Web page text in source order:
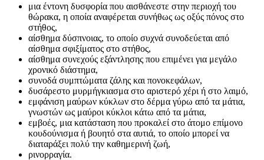
μια έντονη δυσφορία που αισθάνεστε στην περιοχή του
θώρακα, η οποία αναφέρεται συνήθως ως οξύς πόνος στο
στήθος,
αίσθημα δύσπνοιας, το οποίο συχνά συνοδεύεται από
αίσθημα σφιξίματος στο στήθος,
αίσθημα συνεχούς εξάντλησης που επιμένει για μεγάλο
χρονικό διάστημα,
συνοδά συμπτώματα ζάλης και πονοκεφάλων,
δυσάρεστο μυρμήγκιασμα στο αριστερό χέρι ή στο λαιμό,
εμφάνιση μαύρων κύκλων στο δέρμα γύρω από τα μάτια,
γνωστών ως μαύροι κύκλοι κάτω από τα μάτια,
εμβοές, μια κατάσταση που προκαλεί στο άτομο επίμονο
κουδούνισμα ή βουητό στα αυτιά, το οποίο μπορεί να
διαταράξει πολύ την καθημερινή ζωή,
ρινορραγία.